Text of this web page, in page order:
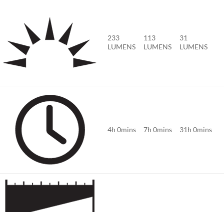
233
LUMENS
113
LUMENS
31
LUMENS
4h 0mins 7h 0mins 31h 0mins